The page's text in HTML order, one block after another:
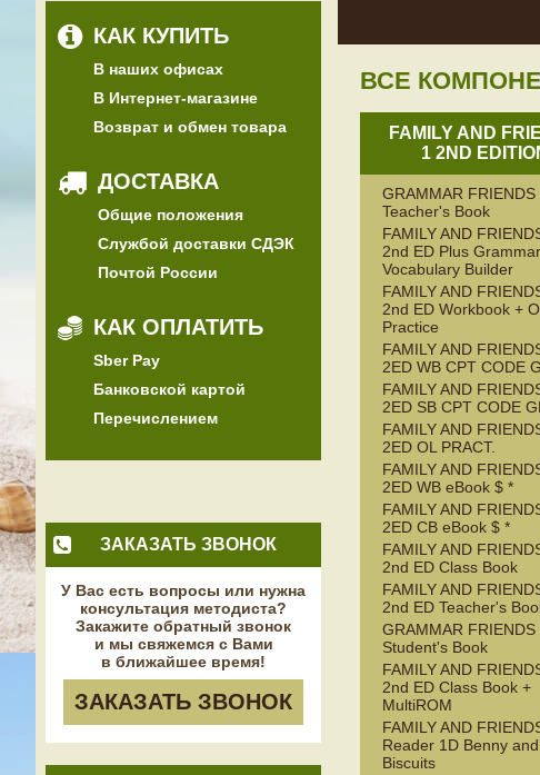
КАК КУПИТЬ
В наших офисах
В Интернет-магазине
Возврат и обмен товара
ДОСТАВКА
Общие положения
Службой доставки СДЭК
Почтой России
КАК ОПЛАТИТЬ
Sber Pay
Банковской картой
Перечислением
ЗАКАЗАТЬ ЗВОНОК
У Вас есть вопросы или нужна
консультация методиста?
Закажите обратный звонок
и мы свяжемся с Вами
в ближайшее время!
ЗАКАЗАТЬ ЗВОНОК
ВСЕ
FAMILY AND
1 2ND
GRAMMAR FRIENDS
Teacher's Book
FAMILY AND
2nd ED Plus
Vocabulary Builder
FAMILY AND
2nd ED Workbook +
Practice
FAMILY AND
2ED WB CPT CODE
FAMILY AND
2ED SB CPT CODE
FAMILY AND
2ED OL PRACT.
FAMILY AND
2ED WB eBook $ *
FAMILY AND
2ED CB eBook $ *
FAMILY AND
2nd ED Class Book
FAMILY AND
2nd ED Teacher's
GRAMMAR FRIENDS
Student's Book
FAMILY AND
2nd ED Class Book +
MultiROM
FAMILY AND
Reader 1D Benny
Biscuits